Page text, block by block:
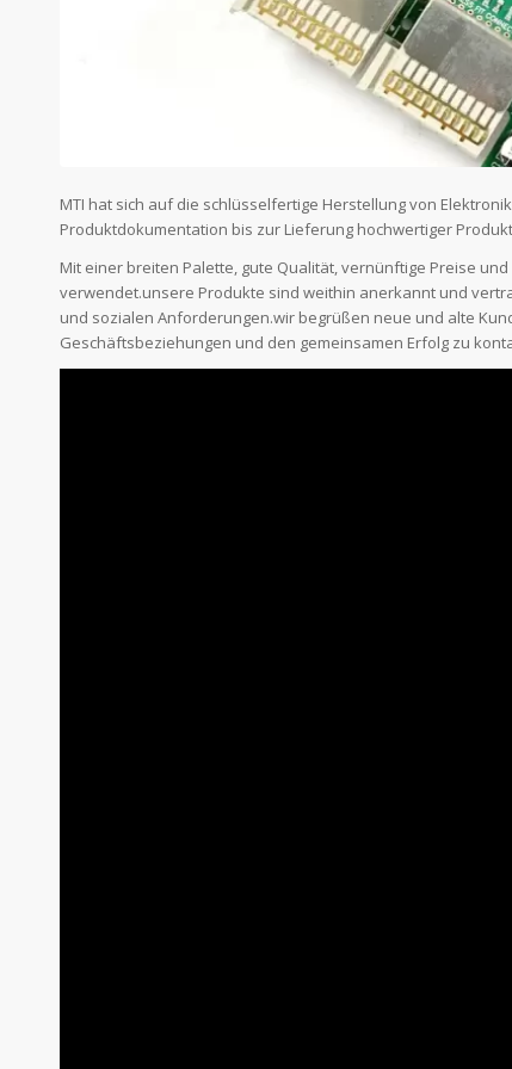
MTI hat sich auf die schlüsselfertige Herstellung von
Produktdokumentation bis zur Lieferung hochwertiger
Mit einer breiten Palette, gute Qualität, vernünftige Preise
verwendet.unsere Produkte sind weithin anerkannt und
und sozialen Anforderungen.wir begrüßen neue und alte
Geschäftsbeziehungen und den gemeinsamen Erfolg zu